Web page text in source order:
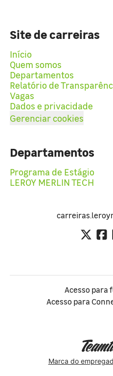
Site de carreiras
Início
Quem somos
Departamentos
Relatório de
Vagas
Dados e privacidade
Gerenciar cookies
Departamentos
Programa de Estágio
LEROY MERLIN TECH
Acesso para
Acesso para
Marca do